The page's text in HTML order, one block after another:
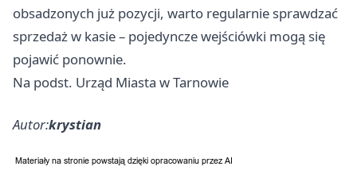
obsadzonych już pozycji, warto regularnie sprawdzać
sprzedaż w kasie – pojedyncze wejściówki mogą się
pojawić ponownie.
Na podst. Urząd Miasta w Tarnowie
Autor:krystian